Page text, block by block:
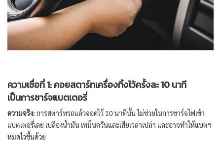
ความเชื่อที่ 1: คอยสตาร์ทเครื่องทิ้งไว้ครั้งละ 10 นาที
เป็นการชาร์จแบตเตอรี่
ความจริง:การสตาร์ทรถแล้วจอดไว้ 10 นาทีนั้น ไม่ช่วยในการชาร์จไฟเข้า
แบตเตอรี่เลย เปลืองน้ำมัน เหม็นควันและเสียเวลาเปล่า และอาจทำให้แบตฯ
หมดไวขึ้นด้วย